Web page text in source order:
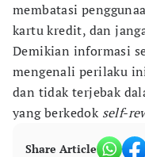
membatasi
kartu kredit, dan
Demikian informasi
mengenali perilaku
dan tidak terjebak
yang berkedok self-
Share Article